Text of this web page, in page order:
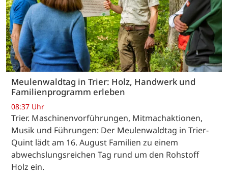
Meulenwaldtag in Trier: Holz, Handwerk und
Familienprogramm erleben
08:37 Uhr
Trier. Maschinenvorführungen, Mitmachaktionen,
Musik und Führungen: Der Meulenwaldtag in Trier-
Quint lädt am 16. August Familien zu einem
abwechslungsreichen Tag rund um den Rohstoff
Holz ein.